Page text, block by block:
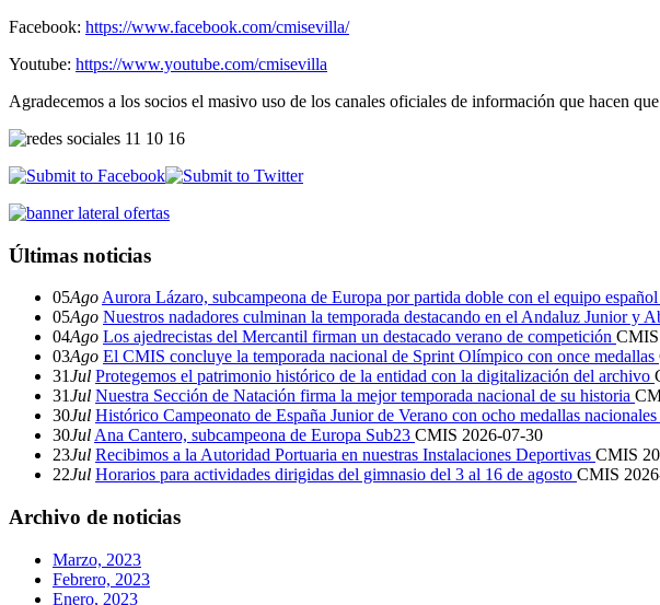
Facebook: https://www.facebook.com/cmisevilla/
Youtube: https://www.youtube.com/cmisevilla
Agradecemos a los socios el masivo uso de los canales oficiales de información que hacen
Últimas noticias
05Ago Aurora Lázaro, subcampeona de Europa por partida doble con el equipo español
05Ago Nuestros nadadores culminan la temporada destacando en el Andaluz Junior y
04Ago Los ajedrecistas del Mercantil firman un destacado verano de competición CMIS
03Ago El CMIS concluye la temporada nacional de Sprint Olímpico con once medallas
31Jul Protegemos el patrimonio histórico de la entidad con la digitalización del archivo
31Jul Nuestra Sección de Natación firma la mejor temporada nacional de su historia
30Jul Histórico Campeonato de España Junior de Verano con ocho medallas nacionales
30Jul Ana Cantero, subcampeona de Europa Sub23 CMIS 2026-07-30
23Jul Recibimos a la Autoridad Portuaria en nuestras Instalaciones Deportivas CMIS
22Jul Horarios para actividades dirigidas del gimnasio del 3 al 16 de agosto CMIS
Archivo de noticias
Marzo, 2023
Febrero, 2023
Enero, 2023